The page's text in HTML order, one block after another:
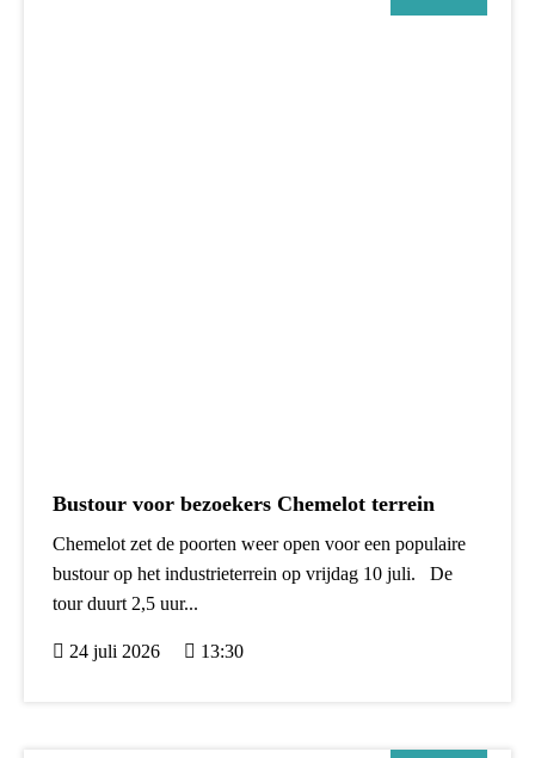
Bustour voor bezoekers Chemelot terrein
Chemelot zet de poorten weer open voor een populaire
bustour op het industrieterrein op vrijdag 10 juli. De
tour duurt 2,5 uur...
24 juli 2026 13:30